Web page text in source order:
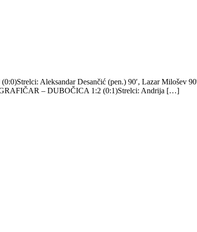
Aleksandar Desančić (pen.) 90′, Lazar Milošev
– DUBOČICA 1:2 (0:1)Strelci: Andrija […]